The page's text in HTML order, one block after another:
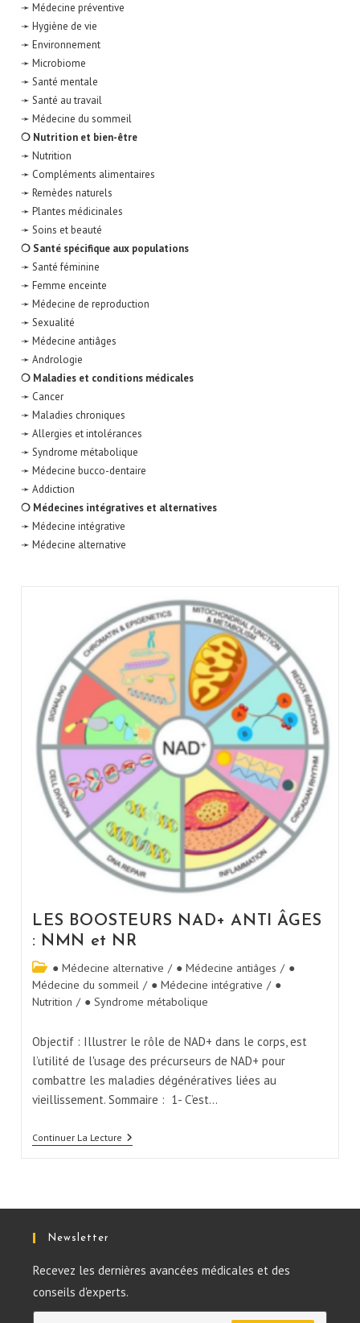
➛ Médecine préventive
➛ Hygiène de vie
➛ Environnement
➛ Microbiome
➛ Santé mentale
➛ Santé au travail
➛ Médecine du sommeil
❍ Nutrition et bien-être
➛ Nutrition
➛ Compléments alimentaires
➛ Remèdes naturels
➛ Plantes médicinales
➛ Soins et beauté
❍ Santé spécifique aux populations
➛ Santé féminine
➛ Femme enceinte
➛ Médecine de reproduction
➛ Sexualité
➛ Médecine antiâges
➛ Andrologie
❍ Maladies et conditions médicales
➛ Cancer
➛ Maladies chroniques
➛ Allergies et intolérances
➛ Syndrome métabolique
➛ Médecine bucco-dentaire
➛ Addiction
❍ Médecines intégratives et alternatives
➛ Médecine intégrative
➛ Médecine alternative
LES BOOSTEURS NAD+ ANTI ÂGES
: NMN et NR
● Médecine alternative / ● Médecine antiâges / ●
Médecine du sommeil / ● Médecine intégrative / ●
Nutrition / ● Syndrome métabolique
Objectif : Illustrer le rôle de NAD+ dans le corps, est
l’utilité de l'usage des précurseurs de NAD+ pour
combattre les maladies dégénératives liées au
vieillissement. Sommaire : 1- C’est…
Continuer La Lecture
Newsletter
Recevez les dernières avancées médicales et des
conseils d'experts.